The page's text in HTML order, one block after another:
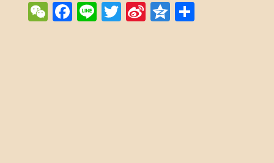
WeChat
Facebook
LineTwitterSinaQzone